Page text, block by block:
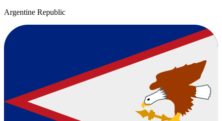
Argentine Republic